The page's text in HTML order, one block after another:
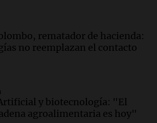
“Tener el casino en la
peligroso”
hoy
educativos
rematador de hacienda:
no reemplazan el contacto
y biotecnología: "El
agroalimentaria es hoy"